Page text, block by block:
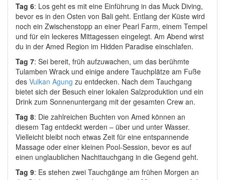
Tag 6: Los geht es mit eine Einführung in das Muck Diving,
bevor es in den Osten von Bali geht. Entlang der Küste wird
noch ein Zwischenstopp an einer Pearl Farm, einem Tempel
und für ein leckeres Mittagessen eingelegt. Am Abend wirst
du in der Amed Region im Hidden Paradise einschlafen.
Tag 7: Sei bereit, früh aufzuwachen, um das berühmte
Tulamben Wrack und einige andere Tauchplätze am Fuße
des Vulkan Agung zu entdecken. Nach dem Tauchgang
bietet sich der Besuch einer lokalen Salzproduktion und ein
Drink zum Sonnenuntergang mit der gesamten Crew an.
Tag 8: Die zahlreichen Buchten von Amed können an
diesem Tag entdeckt werden – über und unter Wasser.
Vielleicht bleibt noch etwas Zeit für eine entspannende
Massage oder einer kleinen Pool-Session, bevor es auf
einen unglaublichen Nachttauchgang in die Gegend geht.
Tag 9: Es stehen zwei Tauchgänge am frühen Morgen an